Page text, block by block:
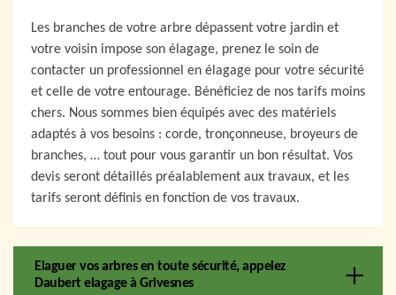
Les branches de votre arbre dépassent votre jardin et
votre voisin impose son élagage, prenez le soin de
contacter un professionnel en élagage pour votre sécurité
et celle de votre entourage. Bénéficiez de nos tarifs moins
chers. Nous sommes bien équipés avec des matériels
adaptés à vos besoins : corde, tronçonneuse, broyeurs de
branches, … tout pour vous garantir un bon résultat. Vos
devis seront détaillés préalablement aux travaux, et les
tarifs seront définis en fonction de vos travaux.
Elaguer vos arbres en toute sécurité, appelez
Daubert elagage à Grivesnes